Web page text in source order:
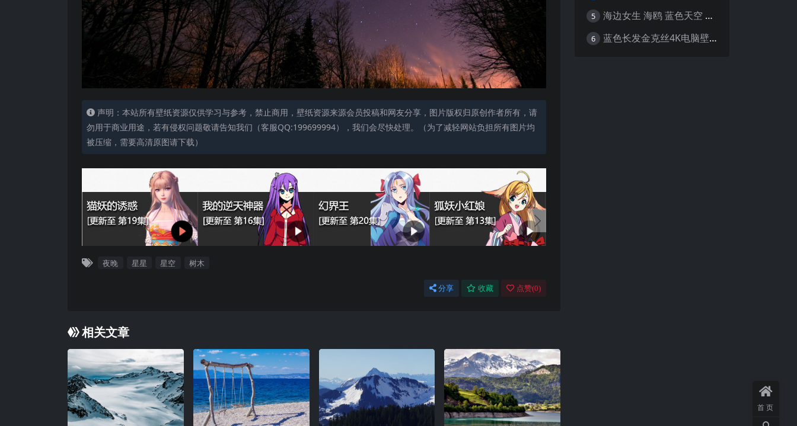
声明：本站所有壁纸资源仅供学习与参考，禁止商用，壁纸资源来源会员投稿和网友分享，图片版权归原创作者所有，请
勿用于商业用途，若有侵权问题敬请告知我们（客服QQ:199699994），我们会尽快处理。（为了减轻网站负担所有图片均
被压缩，需要高清原图请下载）
夜晚 星星 星空 树木
分享 收藏 点赞(0)
相关文章
5 海边女生 海鸥 蓝色天空 4K壁纸
6 蓝色长发金克丝4K电脑壁纸
首页